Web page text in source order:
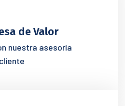
de Valor
nuestra asesoría